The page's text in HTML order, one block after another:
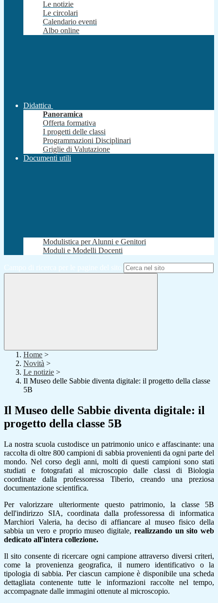
Le notizie
Le circolari
Calendario eventi
Albo online
Didattica
Panoramica
Offerta formativa
I progetti delle classi
Programmazioni Disciplinari
Griglie di Valutazione
Documenti utili
Modulistica per Alunni e Genitori
Moduli e Modelli Docenti
Campo di ricerca per le pagine del sito
Home >
Novità >
Le notizie >
Il Museo delle Sabbie diventa digitale: il progetto della classe
5B
Il Museo delle Sabbie diventa digitale: il
progetto della classe 5B
La nostra scuola custodisce un patrimonio unico e affascinante: una
raccolta di oltre 800 campioni di sabbia provenienti da ogni parte del
mondo. Nel corso degli anni, molti di questi campioni sono stati
studiati e fotografati al microscopio dalle classi di Biologia
coordinate dalla professoressa Tiberio, creando una preziosa
documentazione scientifica.
Per valorizzare ulteriormente questo patrimonio, la classe 5B
dell'indirizzo SIA, coordinata dalla professoressa di informatica
Marchiori Valeria, ha deciso di affiancare al museo fisico della
sabbia un vero e proprio museo digitale, realizzando un sito web
dedicato all'intera collezione.
Il sito consente di ricercare ogni campione attraverso diversi criteri,
come la provenienza geografica, il numero identificativo o la
tipologia di sabbia. Per ciascun campione è disponibile una scheda
dettagliata contenente tutte le informazioni raccolte nel tempo,
accompagnate dalle immagini ottenute al microscopio.